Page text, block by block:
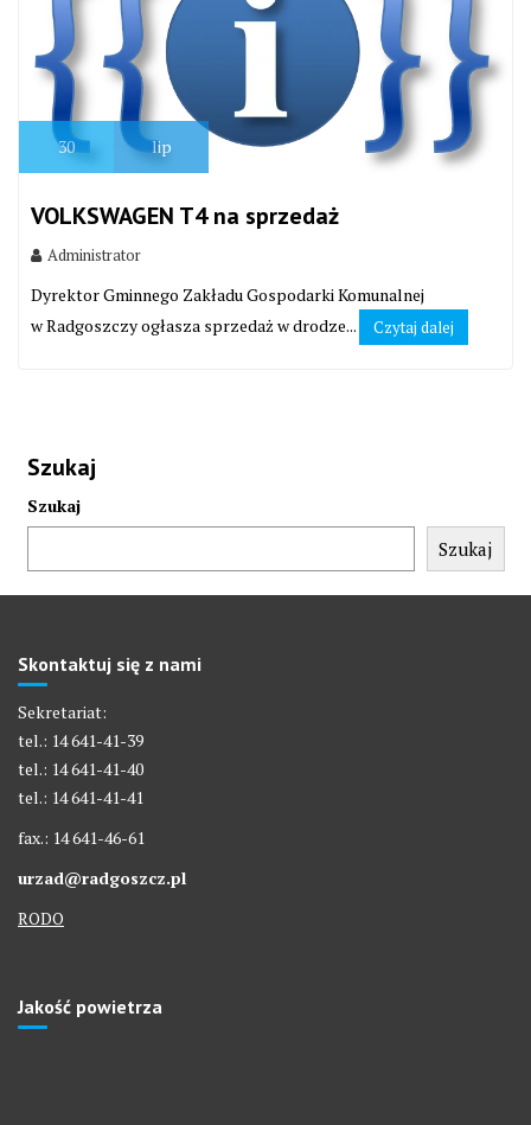
30 lip
VOLKSWAGEN T4 na sprzedaż
Administrator
Dyrektor Gminnego Zakładu Gospodarki Komunalnej
w Radgoszczy ogłasza sprzedaż w drodze...
Czytaj dalej
Szukaj
Szukaj
Szukaj
Skontaktuj się z nami
Sekretariat:
tel.: 14 641-41-39
tel.: 14 641-41-40
tel.: 14 641-41-41
fax.: 14 641-46-61
urzad@radgoszcz.pl
RODO
Jakość powietrza